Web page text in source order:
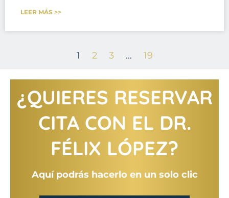
LEER MÁS >>
1 2 3 … 19
¿QUIERES RESERVAR
CITA CON EL DR.
FÉLIX LÓPEZ?
Aquí podrás hacerlo en un solo clic